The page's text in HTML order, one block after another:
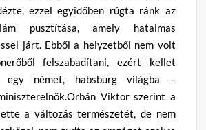
ezzel egyidőben rúgta ránk az
pusztítása, amely hatalmas
járt. Ebből a helyzetből nem volt
felszabadítani, ezért kellet
egy német, habsburg világba –
Viktor szerint a
a változás természetét, de nem